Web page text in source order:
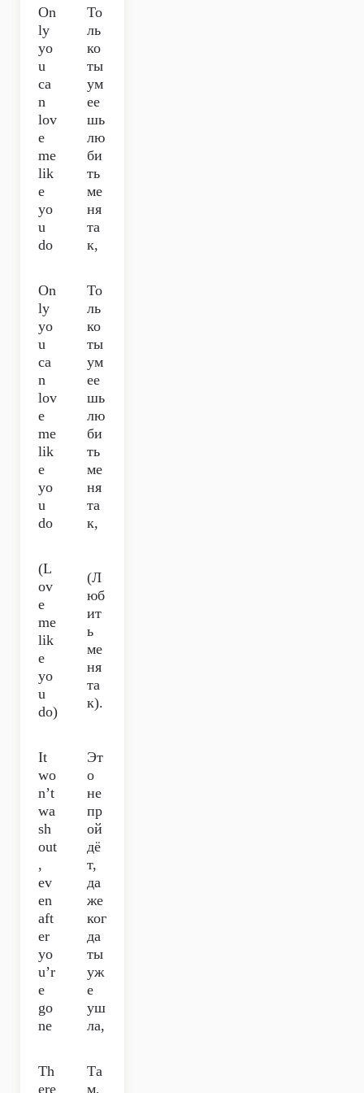
On
ly
yo
u
ca
n
lov
e
me
lik
e
yo
u
do
То
ль
ко
ты
ум
ее
шь
лю
би
ть
ме
ня
та
к,
On
ly
yo
u
ca
n
lov
e
me
lik
e
yo
u
do
То
ль
ко
ты
ум
ее
шь
лю
би
ть
ме
ня
та
к,
(L
ov
e
me
lik
e
yo
u
do)
(Л
юб
ит
ь
ме
ня
та
к).
It
wo
n’t
wa
sh
out
,
ev
en
aft
er
yo
u’r
e
go
ne
Эт
о
не
пр
ой
дё
т,
да
же
ког
да
ты
уж
е
уш
ла,
Th
ere
Та
м,